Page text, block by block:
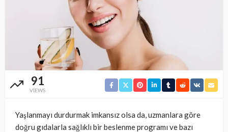
91
VIEWS
Yaşlanmayı durdurmak imkansız olsa da, uzmanlara göre
doğru gıdalarla sağlıklı bir beslenme programı ve bazı